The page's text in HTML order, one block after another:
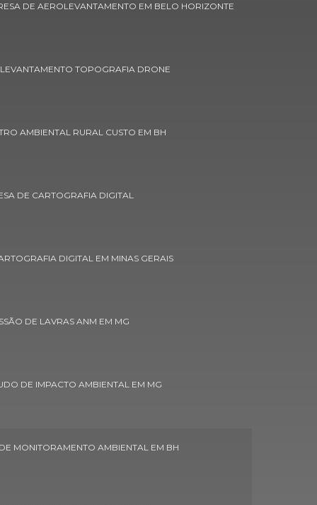
DE AEROLEVANTAMENTO EM BELO HORIZONTE
TOPOGRAFIA DRONE
AMBIENTAL RURAL CUSTO EM BH
DE CARTOGRAFIA DIGITAL
DIGITAL EM MINAS GERAIS
DE LAVRAS ANM EM MG
DE IMPACTO AMBIENTAL EM MG
MONITORAMENTO AMBIENTAL EM BH
remoto
Concessão de lavras
Concessão de lavras anm em minas gerais
Consulta concessão de lavra dnpm
Empresa de aerolevantamento
Empresa de aerolevantamento em minas
drone